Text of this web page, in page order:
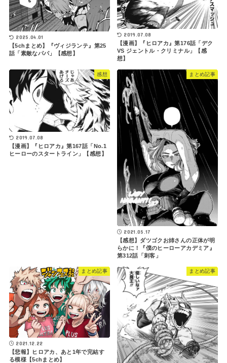
2025.04.01
【5chまとめ】『ヴィジランテ』第25
話「素敵なパパ」【感想】
2019.07.08
【漫画】『ヒロアカ』第176話「デク
VS ジェントル・クリミナル」【感
想】
感想
2019.07.08
【漫画】『ヒロアカ』第167話「No.1
ヒーローのスタートライン」【感想】
まとめ記事
2021.05.17
【感想】ダツゴクお姉さんの正体が明
らかに！『僕のヒーローアカデミア』
第312話「刺客」
まとめ記事
2021.12.22
【悲報】ヒロアカ、あと1年で完結す
る模様【5chまとめ】
まとめ記事